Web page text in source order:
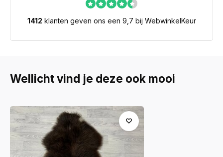
1412 klanten geven ons een 9,7 bij WebwinkelKeur
Wellicht vind je deze ook mooi